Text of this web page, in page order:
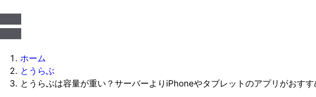
ホーム
とうらぶ
とうらぶは容量が重い？サーバーよりiPhoneやタブレットのアプリがおすす